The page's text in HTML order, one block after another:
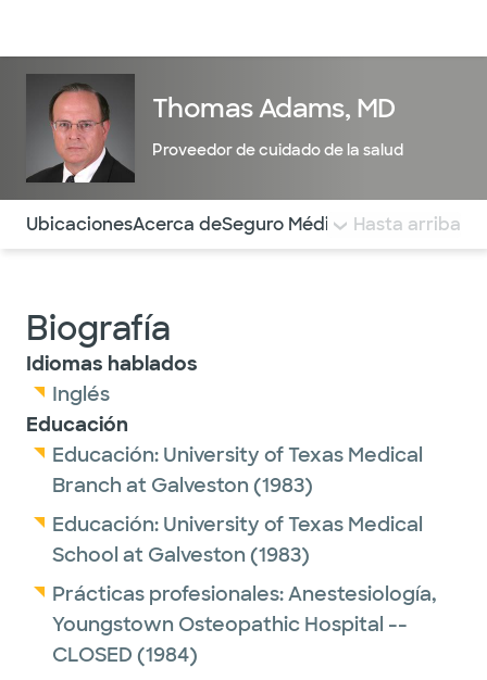
Thomas Adams, MD
Proveedor de cuidado de la salud
Utilice esta navegación para saltar rápidamente a
UbicacionesAcerca deSeguro Médico COMENTARIOS
Hasta arriba
Biografía
Idiomas hablados
Inglés
Educación
Educación: University of Texas Medical
Branch at Galveston (1983)
Educación: University of Texas Medical
School at Galveston (1983)
Prácticas profesionales:Anestesiología,
Youngstown Osteopathic Hospital --
CLOSED (1984)